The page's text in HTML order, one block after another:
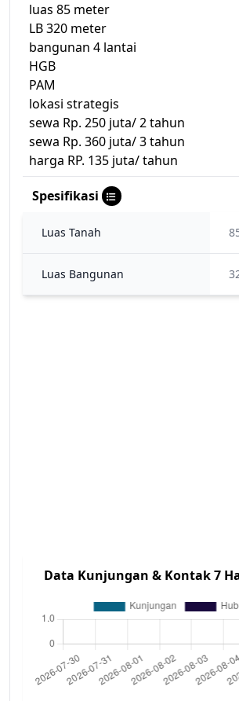
luas 85 meter
LB 320 meter
bangunan 4 lantai
HGB
PAM
lokasi strategis
sewa Rp. 250 juta/ 2 tahun
sewa Rp. 360 juta/ 3 tahun
harga RP. 135 juta/ tahun
Spesifikasi
Luas Tanah
Luas Bangunan
Data Kunjungan & Kontak 7